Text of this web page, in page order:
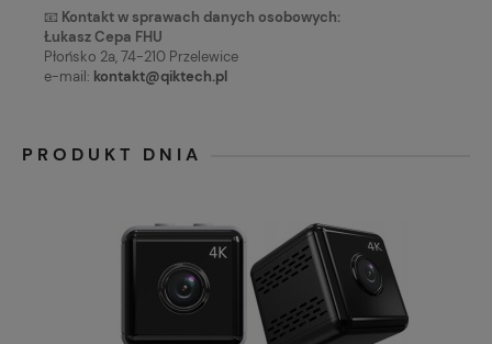
📧 Kontakt w sprawach danych osobowych:
Łukasz Cepa FHU
Płońsko 2a, 74-210 Przelewice
e-mail: kontakt@qiktech.pl
PRODUKT DNIA